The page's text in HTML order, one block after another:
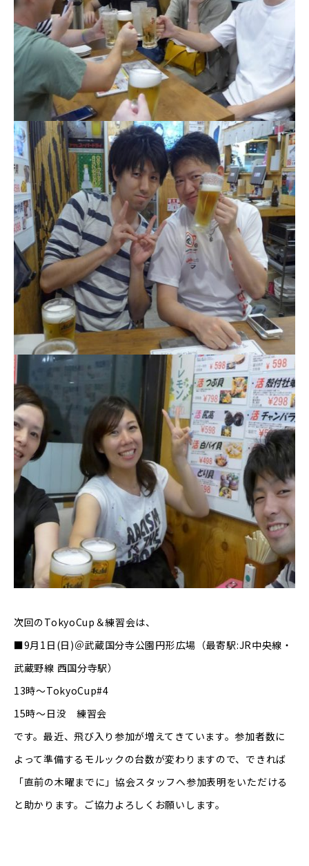
次回のTokyoCup＆練習会は、
■9月1日(日)＠武蔵国分寺公園円形広場（最寄駅:JR中央線・
武蔵野線 西国分寺駅）
13時〜TokyoCup#4
15時〜日没 練習会
です。最近、飛び入り参加が増えてきています。参加者数に
よって準備するモルックの台数が変わりますので、できれば
「直前の木曜までに」協会スタッフへ参加表明をいただける
と助かります。ご協力よろしくお願いします。